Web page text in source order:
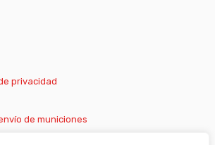
privacidad
de municiones